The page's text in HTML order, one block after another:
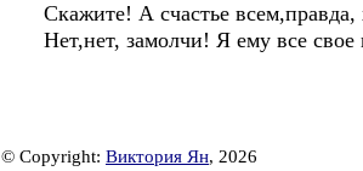
Скажите! А счастье всем,правда,
Нет,нет, замолчи! Я ему все свое
© Copyright: Виктория Ян, 2026